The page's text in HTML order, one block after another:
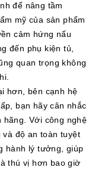
để nâng tầm
mỹ của sản phẩm
cảm hứng nấu
đến phụ kiện tủ,
quan trọng không
hơn, bên cạnh hệ
bạn hãy cân nhắc
hãng. Với công nghệ
độ an toàn tuyệt
hành lý tưởng, giúp
thú vị hơn bao giờ